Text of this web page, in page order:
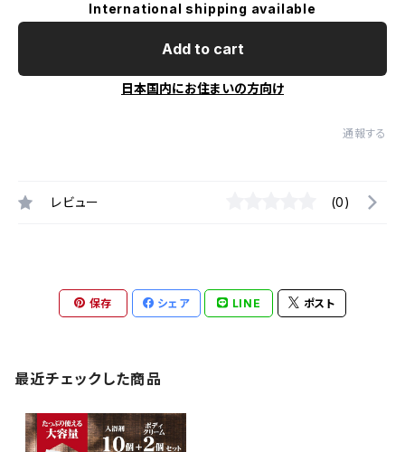
International shipping available
Add to cart
日本国内にお住まいの方向け
通報する
レビュー (0)
保存 シェア LINE ポスト
最近チェックした商品